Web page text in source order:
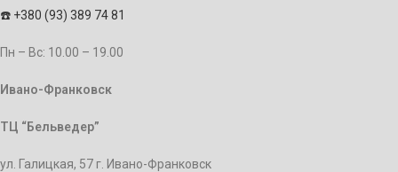
☎️ +380 (93) 389 74 81
Пн – Bc: 10.00 – 19.00
Ивано-Франковск
ТЦ “Бельведер”
ул. Галицкая, 57 г. Ивано-Франковск